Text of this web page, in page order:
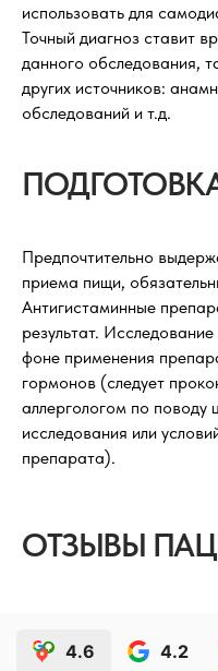
использовать для
Точный диагноз ставит
данного обследования,
других источников:
обследований и т.д.
Предпочтительно
приема пищи,
Антигистаминные
результат.
фоне применения
гормонов (следует
аллергологом по поводу
исследования или
препарата).
ОТЗЫВЫ
4.6 4.2